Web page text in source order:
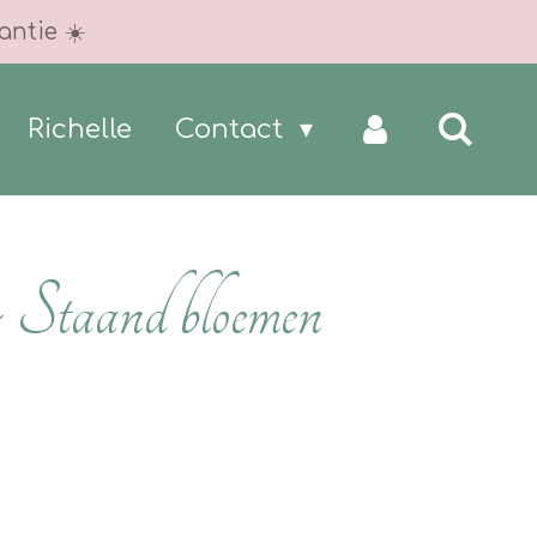
☀️
Richelle Contact
bloemen